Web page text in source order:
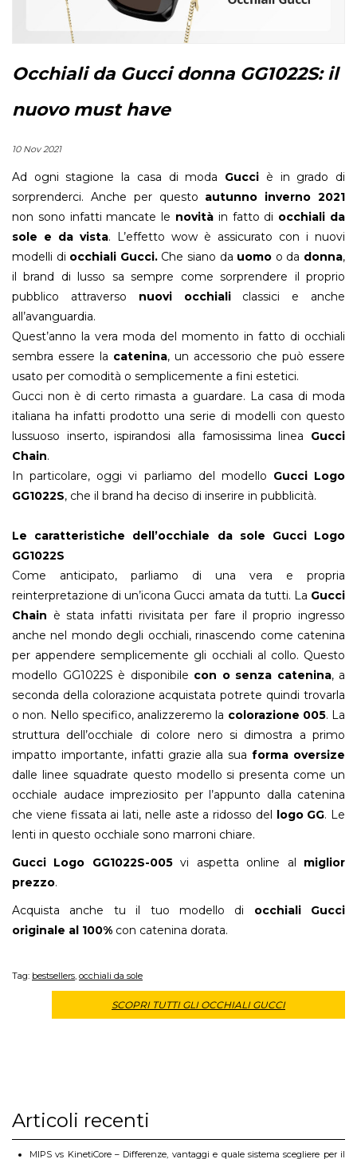
Occhiali da Gucci donna GG1022S: il
nuovo must have
10 Nov 2021
Ad ogni stagione la casa di moda Gucci è in grado di
sorprenderci. Anche per questo autunno inverno 2021
non sono infatti mancate le novità in fatto di occhiali da
sole e da vista. L’effetto wow è assicurato con i nuovi
modelli di occhiali Gucci.Che siano da uomo o da donna,
il brand di lusso sa sempre come sorprendere il proprio
pubblico attraverso nuovi occhialiclassici e anche
all’avanguardia.
Quest’anno la vera moda del momento in fatto di occhiali
sembra essere la catenina, un accessorio che può essere
usato per comodità o semplicemente a fini estetici.
Gucci non è di certo rimasta a guardare. La casa di moda
italiana ha infatti prodotto una serie di modelli con questo
lussuoso inserto, ispirandosi alla famosissima linea Gucci
Chain.
In particolare, oggi vi parliamo del modello Gucci Logo
GG1022S, che il brand ha deciso di inserire in pubblicità.
Le caratteristiche dell’occhiale da sole Gucci Logo
GG1022S
Come anticipato, parliamo di una vera e propria
reinterpretazione di un’icona Gucci amata da tutti. La Gucci
Chain è stata infatti rivisitata per fare il proprio ingresso
anche nel mondo degli occhiali, rinascendo come catenina
per appendere semplicemente gli occhiali al collo. Questo
modello GG1022S è disponibile con o senza catenina, a
seconda della colorazione acquistata potrete quindi trovarla
o non. Nello specifico, analizzeremo la colorazione 005. La
struttura dell’occhiale di colore nero si dimostra a primo
impatto importante, infatti grazie alla suaforma oversize
dalle linee squadrate questo modello si presenta come un
occhiale audace impreziosito per l’appunto dalla catenina
che viene fissata ai lati, nelle aste a ridosso del logo GG. Le
lenti in questo occhiale sono marroni chiare.
Gucci Logo GG1022S-005vi aspetta online al miglior
prezzo.
Acquista anche tu il tuo modello di occhiali Gucci
originale al 100% con catenina dorata.
Tag: bestsellers occhiali da sole
SCOPRI TUTTI GLI OCCHIALI GUCCI
Articoli recenti
MIPS vs KinetiCore – Differenze, vantaggi e quale sistema scegliere per il